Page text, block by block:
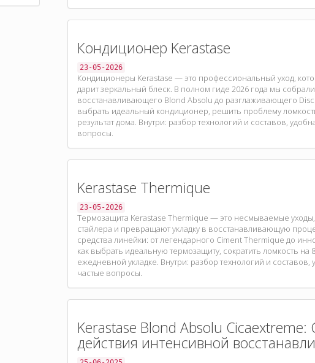
Кондиционер Kerastase
23-05-2026
Кондиционеры Kerastase — это профессиональный уход,
дарит зеркальный блеск. В полном гиде 2026 года мы
восстанавливающего Blond Absolu до разглаживающего
выбрать идеальный кондиционер, решить проблему
результат дома. Внутри: разбор технологий и составов,
вопросы.
Kerastase Thermique
23-05-2026
Термозащита Kerastase Thermique — это несмываемые
стайлера и превращают укладку в восстанавливающую
средства линейки: от легендарного Ciment Thermique до
как выбрать идеальную термозащиту, сократить ломкость
ежедневной укладке. Внутри: разбор технологий и составов,
частые вопросы.
Kerastase Blond Absolu
действия интенсивной